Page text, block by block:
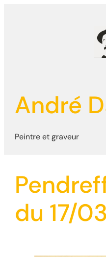
André
Peintre et graveur
du 17/